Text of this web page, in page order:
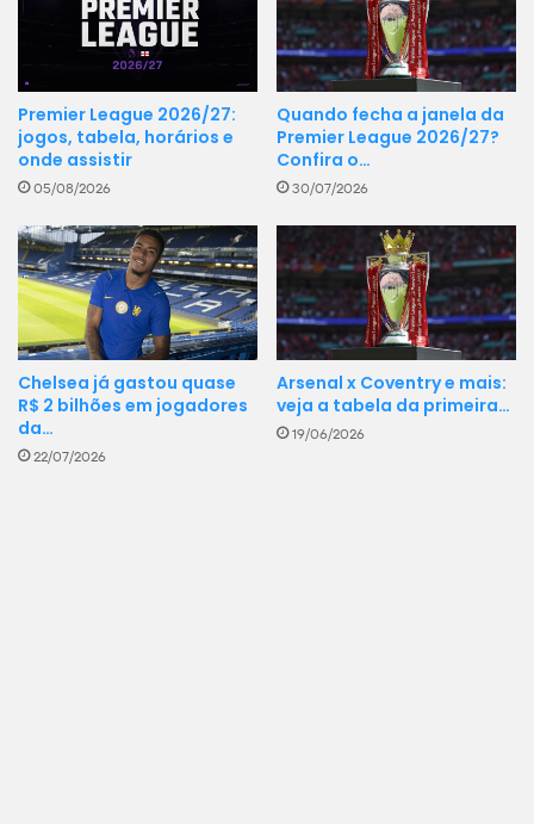
Premier League 2026/27:
jogos, tabela, horários e
onde assistir
05/08/2026
Quando fecha a janela da
Premier League 2026/27?
Confira o…
30/07/2026
Chelsea já gastou quase
R$ 2 bilhões em jogadores
da…
22/07/2026
Arsenal x Coventry e mais:
veja a tabela da primeira…
19/06/2026